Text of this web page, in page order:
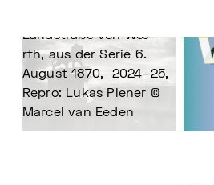
Landstraße von Wœ
rth, aus der Serie 6.
August 1870, 2024–25,
Repro: Lukas Plener ©
Marcel van Eeden